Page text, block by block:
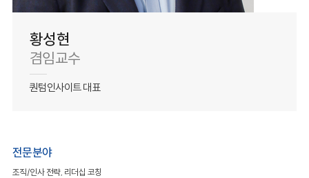
황성현
겸임교수
퀀텀인사이트 대표
전문분야
조직/인사 전략, 리더십 코칭